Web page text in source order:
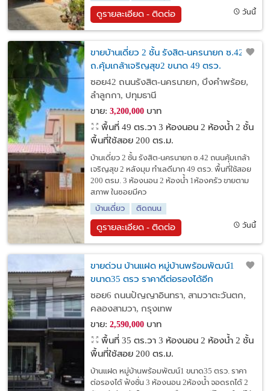
ดูรายละเอียด - ติดต่อ วันนี้
ขายบ้านเดี่ยว 2 ชั้น รังสิต-นครนายก ซ.42
ถ.คุ้มเกล้าเจริญสุข2 ขนาด 49 ตรว.
ซอย42 ถนนรังสิต-นครนายก, บึงคำพร้อย,
ลำลูกกา, ปทุมธานี
ขาย: 3,200,000บาท
พื้นที่ 49 ตร.วา 3 ห้องนอน 2 ห้องน้ำ 2 ชั้น
พื้นที่ใช้สอย 200 ตร.ม.
บ้านเดี่ยว 2 ชั้น รังสิต-นครนายก ซ.42 ถนนคุ้มเกล้า
เจริญสุข 2 หลังมุม ทำเลดีมาก 49 ตรว. พื้นที่ใช้สอย
200 ตรม. 3 ห้องนอน 2 ห้องน้ำ 1ห้องครัว ขายตาม
สภาพ ในซอยมีคว
บ้านเดี่ยว
ติดถนน
ดูรายละเอียด - ติดต่อ วันนี้
ขายด่วน บ้านแฝด หมู่บ้านพร้อมพัฒน์1
ขนาด35 ตรว ราคาดีต่อรองได้อีก
ซอย6 ถนนปัญญาอินทรา, สามวาตะวันตก,
คลองสามวา, กรุงเทพ
ขาย: 2,590,000บาท
พื้นที่ 35 ตร.วา 3 ห้องนอน 2 ห้องน้ำ 2 ชั้น
พื้นที่ใช้สอย 200 ตร.ม.
บ้านแฝด หมู่บ้านพร้อมพัฒน์1 ขนาด35 ตรว. ราคา
ต่อรองได้ ฟังชั่น 3 ห้องนอน 2ห้องน้ำ จอดรถได้ 2